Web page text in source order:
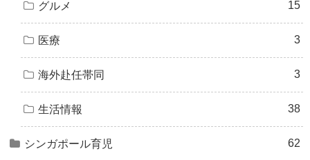
グルメ 15
医療 3
海外赴任帯同 3
生活情報 38
シンガポール育児 62